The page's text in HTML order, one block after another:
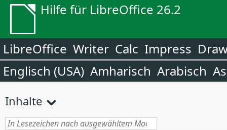
Hilfe für LibreOffice 26.2
LibreOffice Writer Calc Impress
Englisch (USA) Amharisch Arabisch
Inhalte